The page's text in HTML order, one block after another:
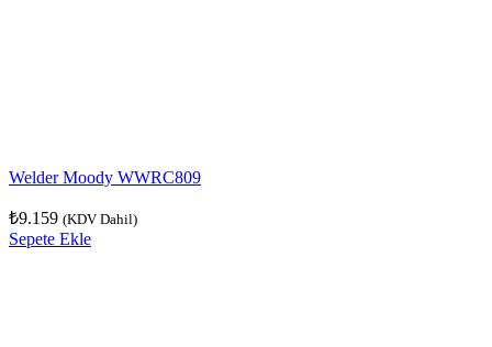
Welder Moody WWRC809
₺9.159 (KDV Dahil)
Sepete Ekle